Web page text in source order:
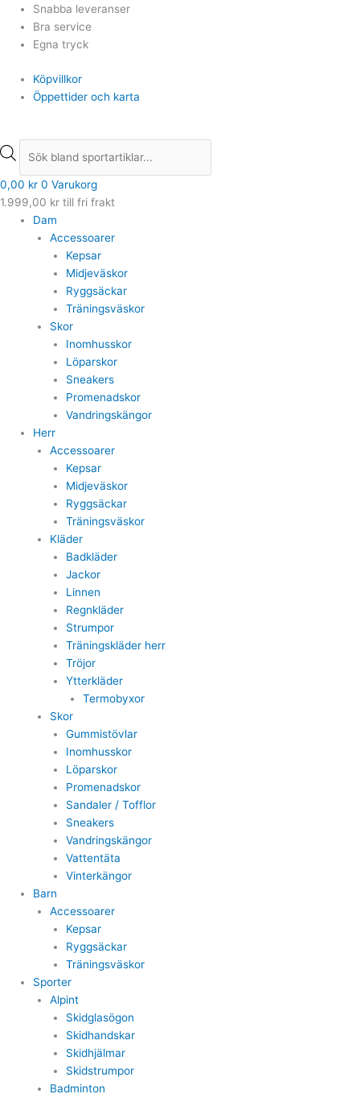
Hoppa
innehåll
Snabba leveranser
Bra service
Egna tryck
Köpvillkor
Öppettider och karta
Products
search
0,00 kr 0 Varukorg
1.999,00 kr till fri frakt
Dam
Accessoarer
Kepsar
Midjeväskor
Ryggsäckar
Träningsväskor
Skor
Inomhusskor
Löparskor
Sneakers
Promenadskor
Vandringskängor
Herr
Accessoarer
Kepsar
Midjeväskor
Ryggsäckar
Träningsväskor
Kläder
Badkläder
Jackor
Linnen
Regnkläder
Strumpor
Träningskläder herr
Tröjor
Ytterkläder
Termobyxor
Skor
Gummistövlar
Inomhusskor
Löparskor
Promenadskor
Sandaler / Tofflor
Sneakers
Vandringskängor
Vattentäta
Vinterkängor
Barn
Accessoarer
Kepsar
Ryggsäckar
Träningsväskor
Sporter
Alpint
Skidglasögon
Skidhandskar
Skidhjälmar
Skidstrumpor
Badminton
Products
search